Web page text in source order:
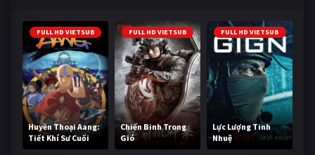
FULL HD VIETSUB
Huyền Thoại Aang:
Tiết Khí Sư Cuối
Cùng
FULL HD VIETSUB
Chiến Binh Trong
Gió
FULL HD VIETSUB
Lực Lượng Tinh
Nhuệ